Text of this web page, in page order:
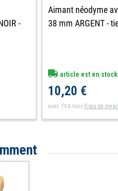
-
Aimant néodyme
38 mm ARGENT -
article est en stock
10,20 €
avec TVA hors Frais de